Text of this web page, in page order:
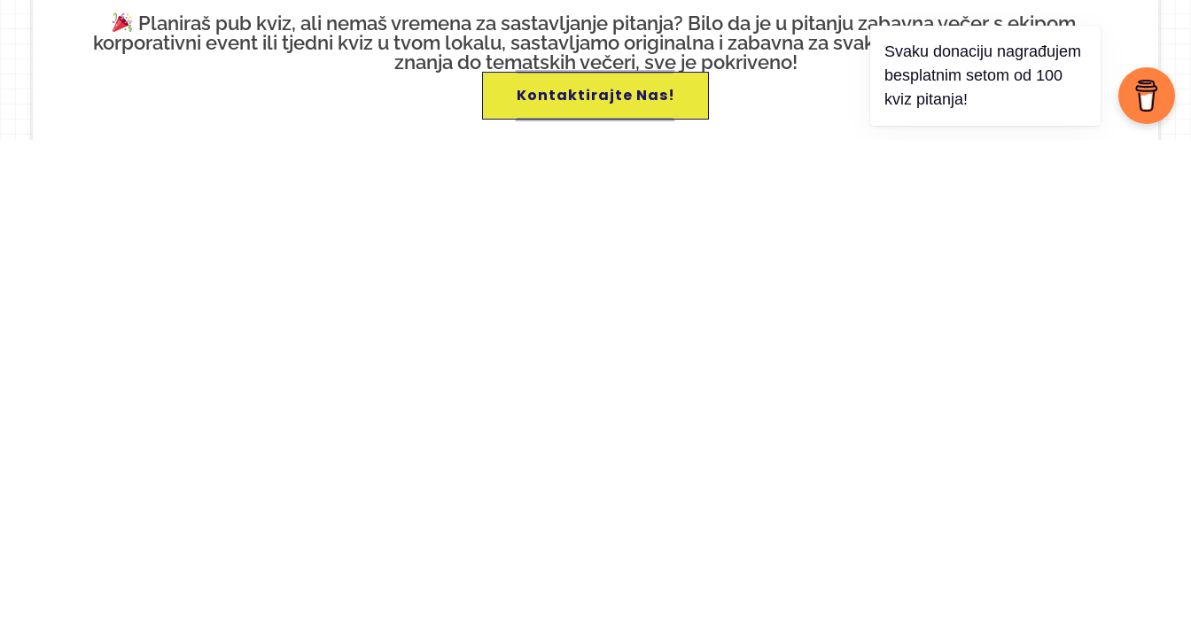
Planiraš pub kviz, ali nemaš vremena za sastavljanje pitanja? Bilo da je u pitanju zabavna večer s ekipom,
korporativni event ili tjedni kviz u tvom lokalu, sastavljamo originalna i zabavna za svaki tip pub kviza. Od općeg
znanja do tematskih večeri, sve je pokriveno!
Kontaktirajte Nas!